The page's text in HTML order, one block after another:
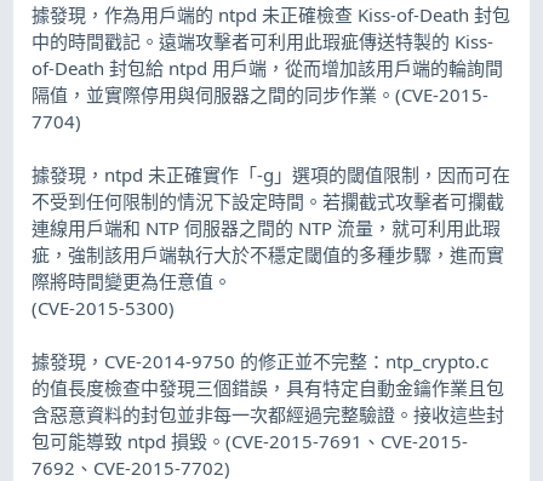
據發現，作為用戶端的 ntpd 未正確檢查 Kiss-of-Death 封包
中的時間戳記。遠端攻擊者可利用此瑕疵傳送特製的 Kiss-
of-Death 封包給 ntpd 用戶端，從而增加該用戶端的輪詢間
隔值，並實際停用與伺服器之間的同步作業。(CVE-2015-
7704)
據發現，ntpd 未正確實作「-g」選項的閾值限制，因而可在
不受到任何限制的情況下設定時間。若攔截式攻擊者可攔截
連線用戶端和 NTP 伺服器之間的 NTP 流量，就可利用此瑕
疵，強制該用戶端執行大於不穩定閾值的多種步驟，進而實
際將時間變更為任意值。
(CVE-2015-5300)
據發現，CVE-2014-9750 的修正並不完整：ntp_crypto.c
的值長度檢查中發現三個錯誤，具有特定自動金鑰作業且包
含惡意資料的封包並非每一次都經過完整驗證。接收這些封
包可能導致 ntpd 損毀。(CVE-2015-7691、CVE-2015-
7692、CVE-2015-7702)